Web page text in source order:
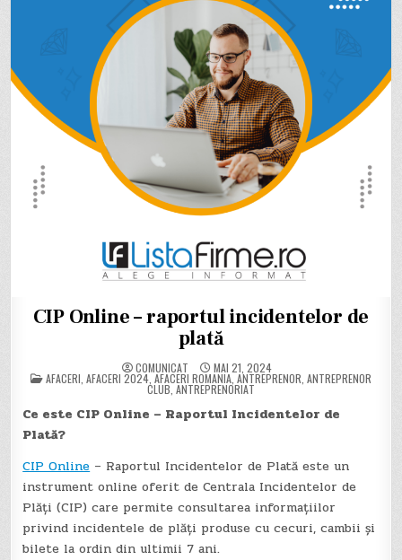
CIP Online – raportul incidentelor de
plată
COMUNICAT MAI 21, 2024
POSTED
IN
AFACERI AFACERI 2024 AFACERI ROMANIA ANTREPRENOR ANTREPRENOR
CLUB ANTREPRENORIAT
Ce este CIP Online – Raportul Incidentelor de
Plată?
CIP Online – Raportul Incidentelor de Plată este un
instrument online oferit de Centrala Incidentelor de
Plăţi (CIP) care permite consultarea informațiilor
privind incidentele de plăți produse cu cecuri, cambii și
bilete la ordin din ultimii 7 ani.